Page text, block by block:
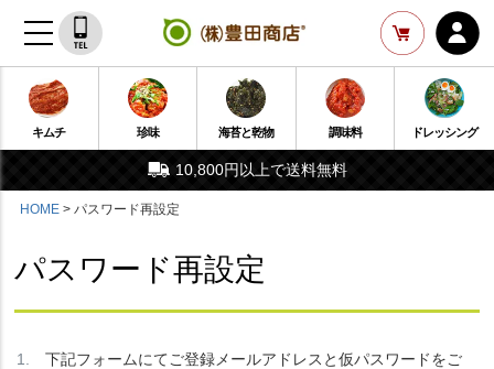
キムチ 珍味 海苔と乾物 調味料 ドレッシング
10,800円以上で送料無料
HOME パスワード再設定
パスワード再設定
下記フォームにてご登録メールアドレスと仮パスワードをご